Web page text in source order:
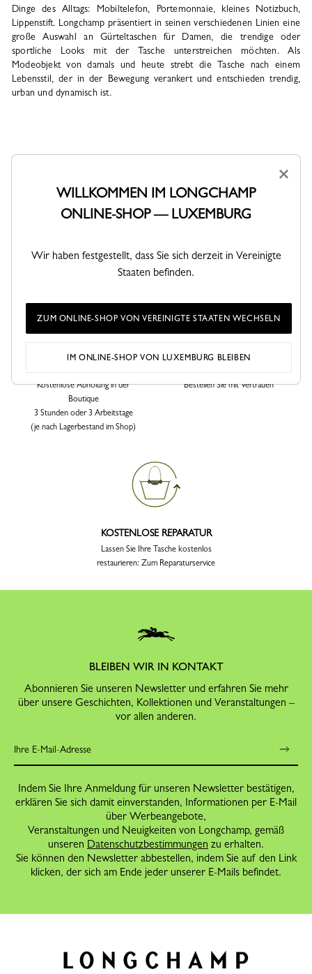
Dinge des Alltags: Mobiltelefon, Portemonnaie, kleines Notizbuch,
Lippenstift. Longchamp präsentiert in seinen verschiedenen Linien eine
große Auswahl an Gürteltaschen für Damen, die trendige oder
sportliche Looks mit der Tasche unterstreichen möchten. Als
Modeobjekt von damals und heute strebt die Tasche nach einem
Lebensstil, der in der Bewegung verankert und entschieden trendig,
urban und dynamisch ist.
Kostenlose Abholung in der
Boutique
3 Stunden oder 3 Arbeitstage
(je nach Lagerbestand im Shop)
Bestellen Sie mit Vertrauen
KOSTENLOSE REPARATUR
Lassen Sie Ihre Tasche kostenlos
restaurieren: Zum Reparaturservice
BLEIBEN WIR IN KONTAKT
Abonnieren Sie unseren Newsletter und erfahren Sie mehr
über unsere Geschichten, Kollektionen und Veranstaltungen –
vor allen anderen.
Indem Sie Ihre Anmeldung für unseren Newsletter bestätigen,
erklären Sie sich damit einverstanden, Informationen per E-Mail
über Werbeangebote,
Veranstaltungen und Neuigkeiten von Longchamp, gemäß
unseren Datenschutzbestimmungen zu erhalten.
Sie können den Newsletter abbestellen, indem Sie auf den Link
klicken, der sich am Ende jeder unserer E-Mails befindet.
×
WILLKOMMEN IM LONGCHAMP
ONLINE-SHOP — LUXEMBURG
Wir haben festgestellt, dass Sie sich derzeit in Vereinigte
Staaten befinden.
ZUM ONLINE-SHOP VON VEREINIGTE STAATEN WECHSELN
IM ONLINE-SHOP VON LUXEMBURG BLEIBEN